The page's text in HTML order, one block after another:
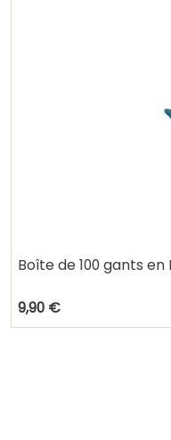
Boîte de 100 gants en
9,90 €